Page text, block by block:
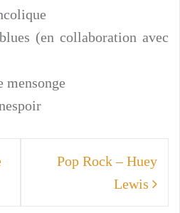
(en collaboration avec
mensonge
Pop Rock – Huey
Lewis